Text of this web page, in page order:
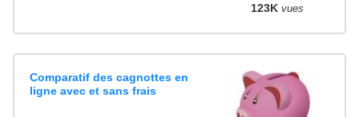
123K vues
Comparatif des cagnottes en
ligne avec et sans frais